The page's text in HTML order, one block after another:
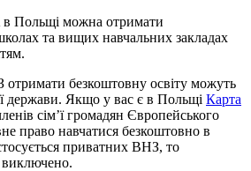
Польщі можна отримати
та вищих навчальних закладах
безкоштовну освіту можуть
держави. Якщо у вас є в Польщі Карта
сім’ї громадян Європейського
право навчатися безкоштовно в
приватних ВНЗ, то
виключено.